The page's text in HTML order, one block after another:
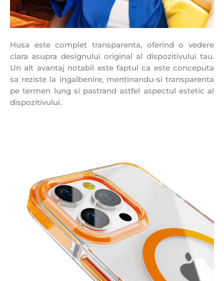
Husa este complet transparenta, oferind o vedere
clara asupra designului original al dispozitivului tau.
Un alt avantaj notabil este faptul ca este conceputa
sa reziste la ingalbenire, mentinandu-si transparenta
pe termen lung si pastrand astfel aspectul estetic al
dispozitivului.